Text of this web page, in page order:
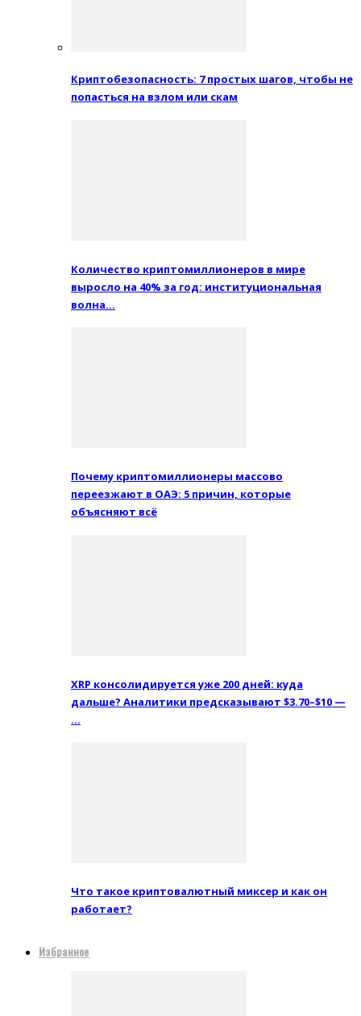
Криптобезопасность: 7 простых шагов, чтобы не
попасться на взлом или скам
Количество криптомиллионеров в мире
выросло на 40% за год: институциональная
волна…
Почему криптомиллионеры массово
переезжают в ОАЭ: 5 причин, которые
объясняют всё
XRP консолидируется уже 200 дней: куда
дальше? Аналитики предсказывают $3.70–$10 —
…
Что такое криптовалютный миксер и как он
работает?
Избранное